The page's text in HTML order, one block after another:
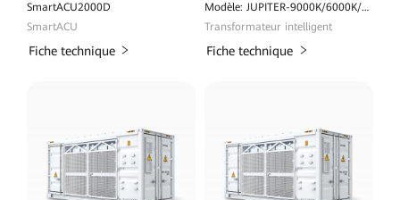
SmartACU2000D
SmartACU
Fiche technique
Modèle: JUPITER-9000K/6000K/3000K-H1(built-in SACU)
Transformateur intelligent
Fiche technique